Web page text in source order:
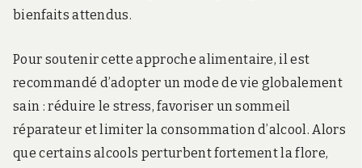
bienfaits attendus.
Pour soutenir cette approche alimentaire, il est
recommandé d’adopter un mode de vie globalement
sain : réduire le stress, favoriser un sommeil
réparateur et limiter la consommation d’alcool. Alors
que certains alcools perturbent fortement la flore,